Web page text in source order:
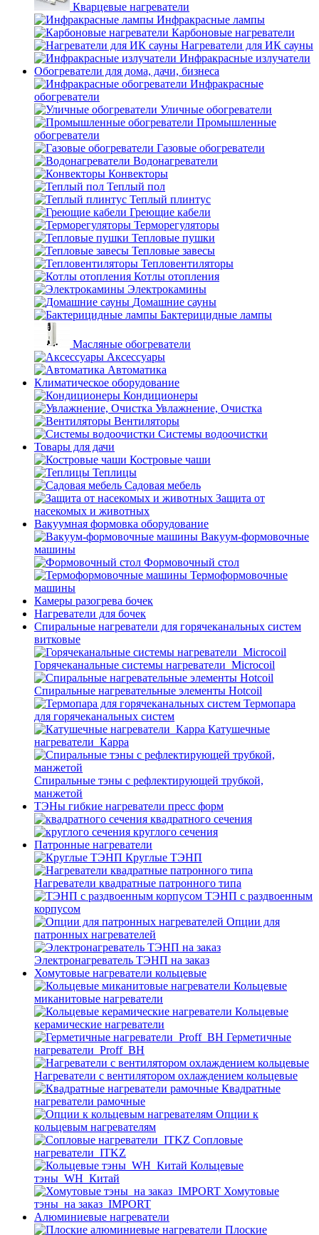
Кварцевые нагреватели
Инфракрасные лампы
Карбоновые нагреватели
Нагреватели для ИК сауны
Инфракрасные излучатели
Обогреватели для дома, дачи, бизнеса
Инфракрасные
обогреватели
Уличные обогреватели
Промышленные
обогреватели
Газовые обогреватели
Водонагреватели
Конвекторы
Теплый пол
Теплый плинтус
Греющие кабели
Терморегуляторы
Тепловые пушки
Тепловые завесы
Тепловентиляторы
Котлы отопления
Электрокамины
Домашние сауны
Бактерицидные лампы
Масляные обогреватели
Аксессуары
Автоматика
Климатическое оборудование
Кондиционеры
Увлажнение, Очистка
Вентиляторы
Системы водоочистки
Товары для дачи
Костровые чаши
Теплицы
Садовая мебель
Защита от
насекомых и животных
Вакуумная формовка оборудование
Вакуум-формовочные
машины
Формовочный стол
Термоформовочные
машины
Камеры разогрева бочек
Нагреватели для бочек
Спиральные нагреватели для горячеканальных систем
витковые
Горячеканальные системы нагреватели_Microcoil
Спиральные нагревательные элементы Hotcoil
Термопара
для горячеканальных систем
Катушечные
нагреватели_Карра
Спиральные тэны с рефлектирующей трубкой,
манжетой
ТЭНы гибкие нагреватели пресс форм
квадратного сечения
круглого сечения
Патронные нагреватели
Круглые ТЭНП
Нагреватели квадратные патронного типа
ТЭНП с раздвоенным
корпусом
Опции для
патронных нагревателей
Электронагреватель ТЭНП на заказ
Хомутовые нагреватели кольцевые
Кольцевые
миканитовые нагреватели
Кольцевые
керамические нагреватели
Герметичные
нагреватели_Proff_BH
Нагреватели с вентилятором охлаждением кольцевые
Квадратные
нагреватели рамочные
Опции к
кольцевым нагревателям
Cопловые
нагреватели_ITKZ
Кольцевые
тэны_WH_Китай
Хомутовые
тэны_на заказ_IMPORT
Алюминиевые нагреватели
Плоские